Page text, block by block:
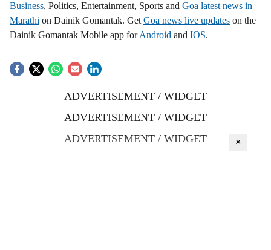
Business, Politics, Entertainment, Sports and Goa latest news in
Marathi on Dainik Gomantak. Get Goa news live updates on the
Dainik Gomantak Mobile app forAndroid and IOS.
ADVERTISEMENT / WIDGET
ADVERTISEMENT / WIDGET
ADVERTISEMENT / WIDGET
×